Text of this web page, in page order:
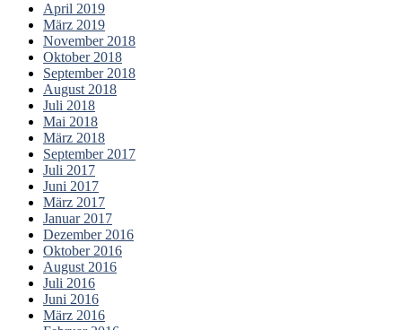
April 2019
März 2019
November 2018
Oktober 2018
September 2018
August 2018
Juli 2018
Mai 2018
März 2018
September 2017
Juli 2017
Juni 2017
März 2017
Januar 2017
Dezember 2016
Oktober 2016
August 2016
Juli 2016
Juni 2016
März 2016